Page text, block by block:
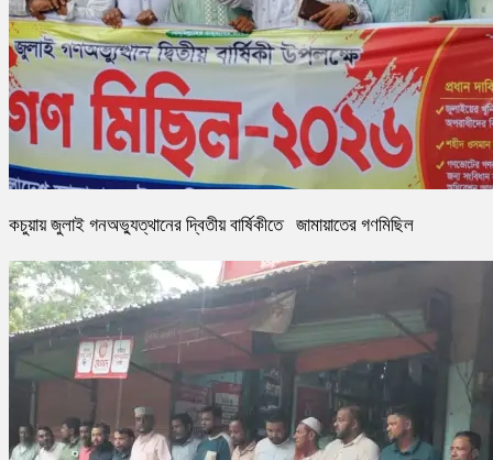
কচুয়ায় জুলাই গনঅভ্যুত্থানের দ্বিতীয় বার্ষিকীতে জামায়াতের গণমিছিল